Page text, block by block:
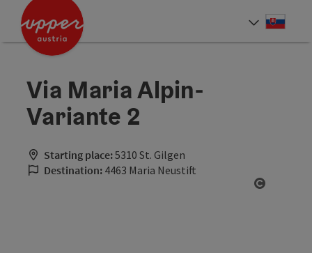
Accesskey
Accesskey
Via Maria Alpin-
Variante 2
Starting place:5310 St. Gilgen
Destination: 4463 Maria Neustift